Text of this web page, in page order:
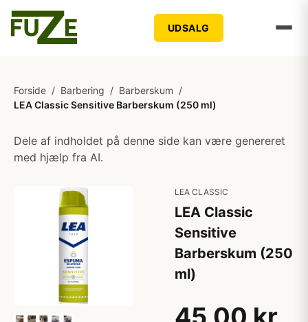
UDSALG
Forside / Barbering / Barberskum /
LEA Classic Sensitive Barberskum (250 ml)
Dele af indholdet på denne side kan være genereret
med hjælp fra AI.
LEA CLASSIC
LEA Classic
Sensitive
Barberskum (250
ml)